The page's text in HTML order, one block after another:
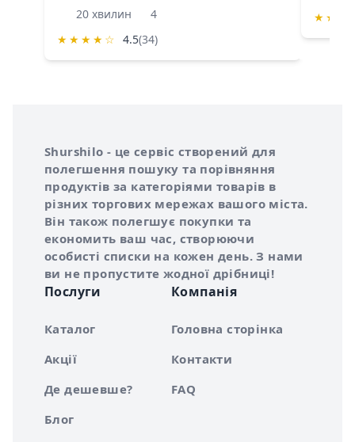
20 хвилин
4
★ ★ ★ ★ ☆ 4.5(34)
★ ★
Про сервіс Shurshilo
Shurshilo - це сервіс створений для
полегшення пошуку та порівняння
продуктів за категоріями товарів в
різних торгових мережах вашого міста.
Він також полегшує покупки та
економить ваш час, створюючи
особисті списки на кожен день. З нами
ви не пропустите жодної дрібниці!
Послуги
Каталог
Акції
Де дешевше?
Блог
Компанія
Головна сторінка
Контакти
FAQ